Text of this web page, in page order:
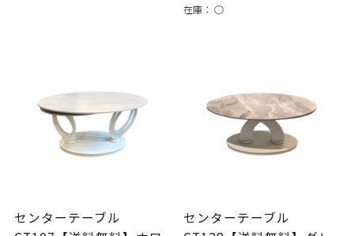
在庫：○
センターテーブル
センターテーブル